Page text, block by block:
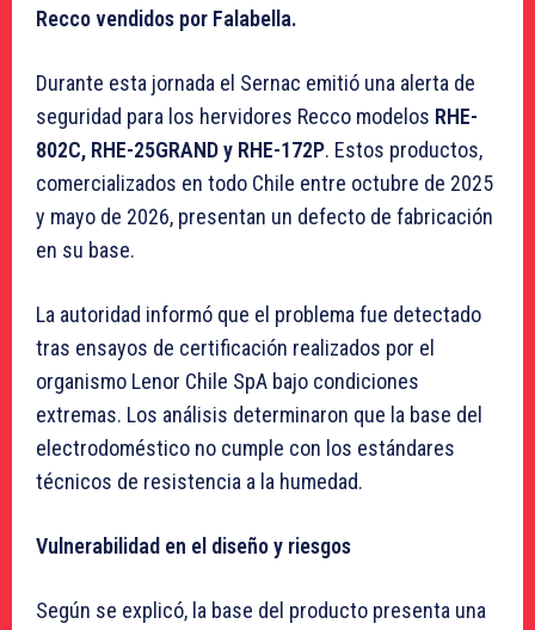
Recco vendidos por Falabella.
Durante esta jornada el Sernac emitió una alerta de
seguridad para los hervidores Recco modelos RHE-
802C, RHE-25GRAND y RHE-172P. Estos productos,
comercializados en todo Chile entre octubre de 2025
y mayo de 2026, presentan un defecto de fabricación
en su base.
La autoridad informó que el problema fue detectado
tras ensayos de certificación realizados por el
organismo Lenor Chile SpA bajo condiciones
extremas. Los análisis determinaron que la base del
electrodoméstico no cumple con los estándares
técnicos de resistencia a la humedad.
Vulnerabilidad en el diseño y riesgos
Según se explicó, la base del producto presenta una